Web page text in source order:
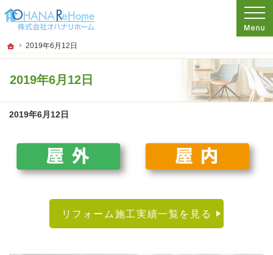
ホーム
2019年6月12日
2019年6月12日
プロの目線からご提案。神奈川県茅ケ崎市のリフォームを手がける工務店なら当社
リフォームをお考えなら神奈川県茅ケ崎市の工務店【オハナリホーム】へ！
2019年6月12日
リフォーム施工実績一覧を見る